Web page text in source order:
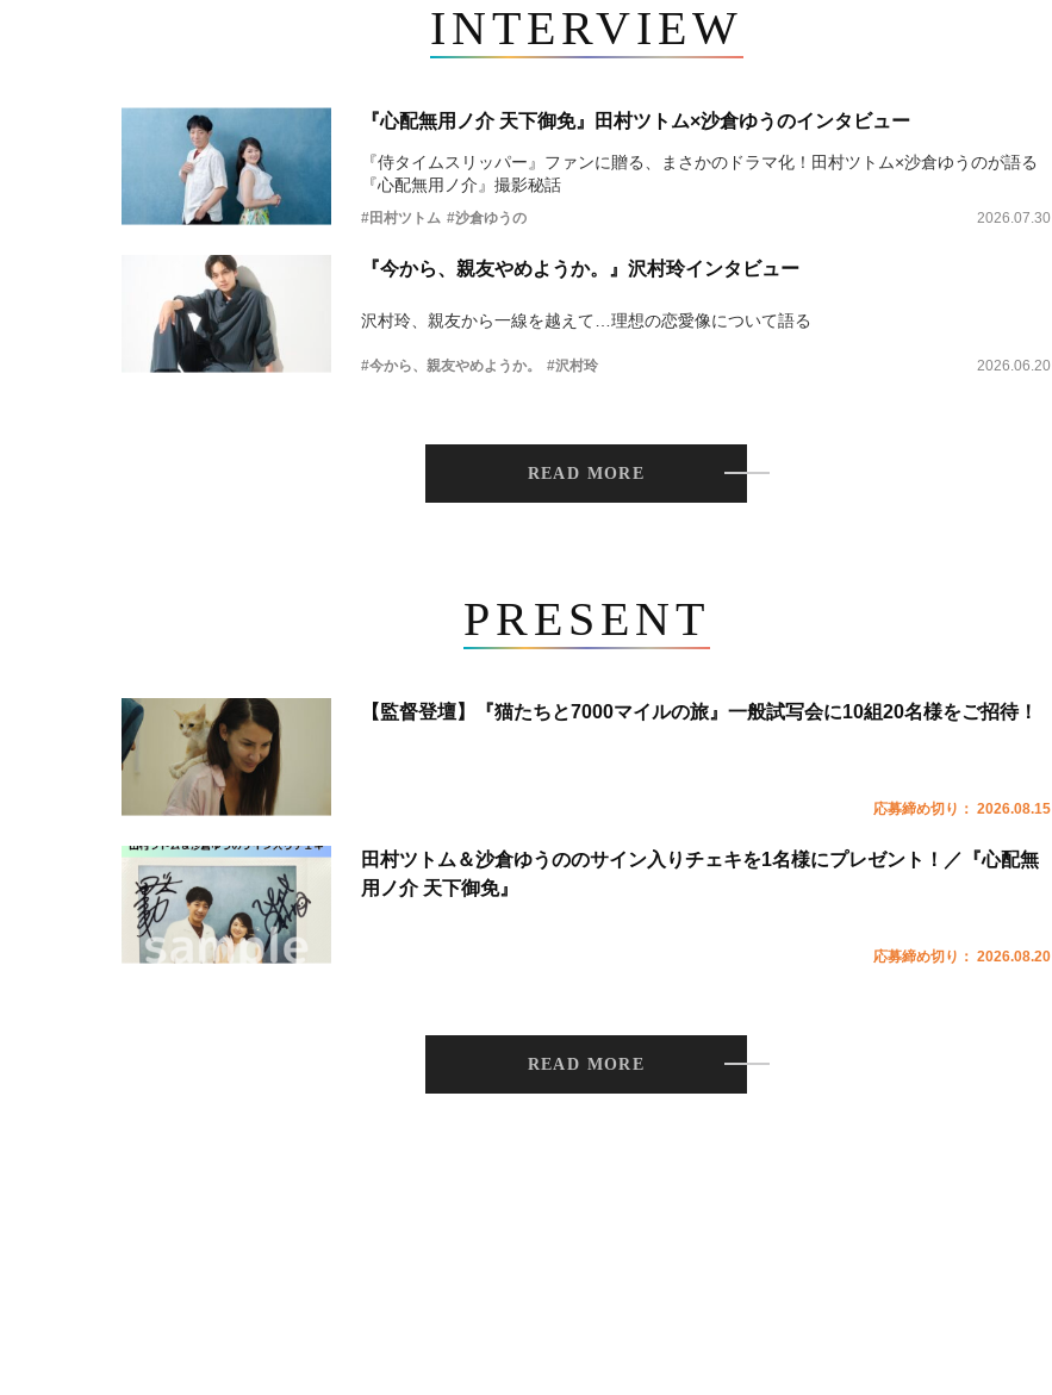
INTERVIEW
『心配無用ノ介 天下御免』田村ツトム×沙倉ゆうのインタビュー
『侍タイムスリッパー』ファンに贈る、まさかのドラマ化！田村ツトム×沙倉ゆうのが語る
『心配無用ノ介』撮影秘話
#田村ツトム #沙倉ゆうの 2026.07.30
『今から、親友やめようか。』沢村玲インタビュー
沢村玲、親友から一線を越えて…理想の恋愛像について語る
#今から、親友やめようか。 #沢村玲 2026.06.20
READ MORE
PRESENT
【監督登壇】『猫たちと7000マイルの旅』一般試写会に10組20名様をご招待！
応募締め切り： 2026.08.15
田村ツトム＆沙倉ゆうののサイン入りチェキを1名様にプレゼント！／『心配無
用ノ介 天下御免』
応募締め切り： 2026.08.20
READ MORE